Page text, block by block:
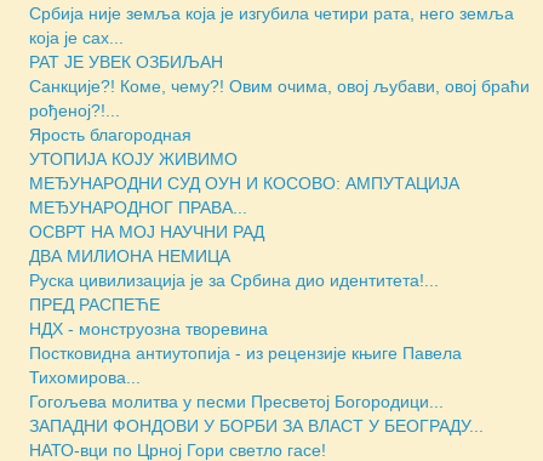
Србија није земља која је изгубила четири рата, него земља
која је сах...
РАТ ЈЕ УВЕК ОЗБИЉАН
Санкције?! Коме, чему?! Овим очима, овој љубави, овој браћи
рођеној?!...
Ярость благородная
УТОПИЈА КОЈУ ЖИВИМО
МЕЂУНАРОДНИ СУД ОУН И КОСОВО: АМПУТАЦИЈА
МЕЂУНАРОДНОГ ПРАВА...
ОСВРТ НА МОЈ НАУЧНИ РАД
ДВА МИЛИОНА НЕМИЦА
Руска цивилизација је за Србина дио идентитета!...
ПРЕД РАСПЕЋЕ
НДХ - монструозна творевина
Постковидна антиутопија - из рецензије књиге Павела
Тихомирова...
Гогољева молитва у песми Пресветој Богородици...
ЗАПАДНИ ФОНДОВИ У БОРБИ ЗА ВЛАСТ У БЕОГРАДУ...
НАТО-вци по Црној Гори светло гасе!